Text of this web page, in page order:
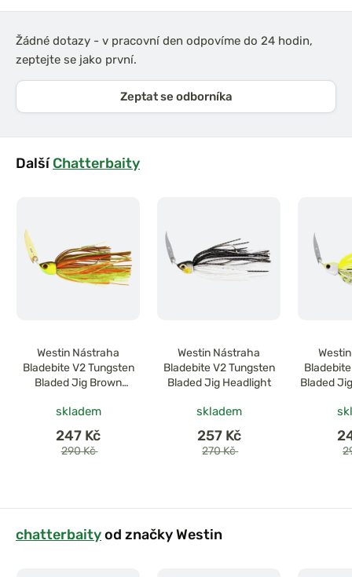
Žádné dotazy - v pracovní den odpovíme do 24 hodin,
zeptejte se jako první.
Zeptat se odborníka
DalšíChatterbaity
Westin Nástraha
Bladebite V2 Tungsten
Bladed Jig Brown
skladem
247 Kč
290 Kč
Westin Nástraha
Bladebite V2 Tungsten
Bladed Jig Headlight
skladem
257 Kč
270 Kč
Bladed
chatterbaityod značky Westin